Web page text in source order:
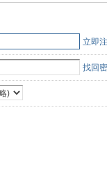
立即
找回